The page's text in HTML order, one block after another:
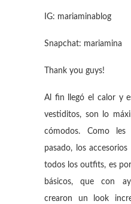
IG: mariaminablog
Snapchat: mariamina
Thank you guys!
Al fin llegó el calor y
vestiditos, son lo
cómodos. Como
pasado, los
todos los outfits, es
básicos, que con
crearon un look